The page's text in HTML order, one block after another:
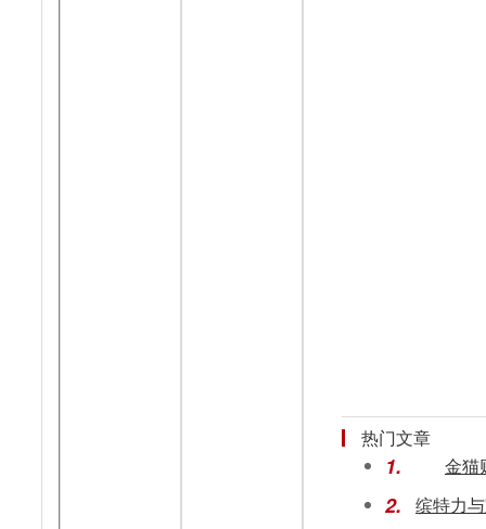
热门文章
1. 金猫
2.